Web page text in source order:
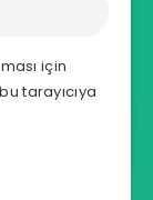
için
tarayıcıya